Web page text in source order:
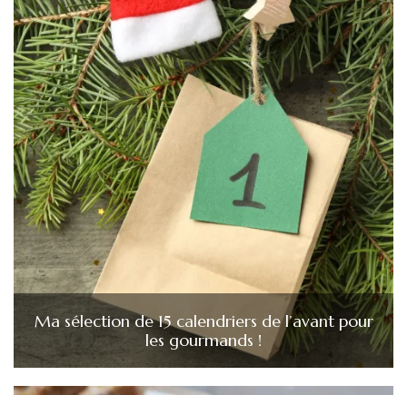
Ma sélection de 15 calendriers de l’avant pour
les gourmands !